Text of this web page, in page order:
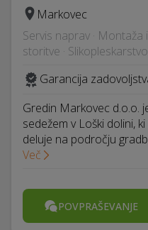
Markovec
Servis naprav · Montaža
storitve ·
Garancija
Gredin Markovec d.o.o.
sedežem v Loški dolini,
deluje na področju
Več
POVPRAŠEVANJE